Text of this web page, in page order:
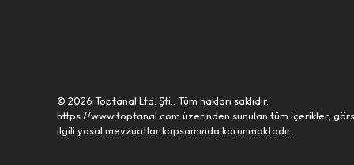
BB
© 2026 Toptanal Ltd. Şti.. Tüm hakları saklıdır.
https://www.toptanal.com üzerinden sunulan tüm içerikler,
ilgili yasal mevzuatlar kapsamında korunmaktadır.